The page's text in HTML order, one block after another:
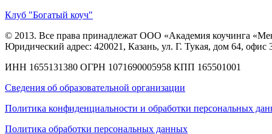
Клуб "Богатый коуч"
© 2013. Все права принадлежат ООО «Академия коучинга
Юридический адрес: 420021, Казань, ул. Г. Тукая, дом 64, офис
ИНН 1655131380 ОГРН 1071690005958 КПП 165501001
Сведения об образовательной организации
Политика конфиденциальности и обработки персональных
Политика обработки персональных данных